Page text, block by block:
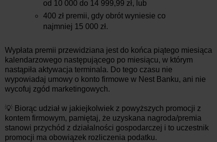
od 10 000 do 14 999,99 zł, lub
400 zł premii, gdy obrót wyniesie co
najmniej 15 000 zł.
Wypłata premii przewidziana jest do końca piątego miesiąca
kalendarzowego następującego po miesiącu, w którym
nastąpiła aktywacja terminala. Do tego czasu nie
wypowiadaj umowy o konto firmowe w Nest Banku, ani nie
wycofuj zgód marketingowych.
💡 Biorąc udział w jakiejkolwiek z powyższych promocji z
kontem firmowym, pamiętaj, że uzyskana nagroda/premia
stanowi przychód z działalności gospodarczej i to uczestnik
promocji ma obowiązek rozliczenia podatku.